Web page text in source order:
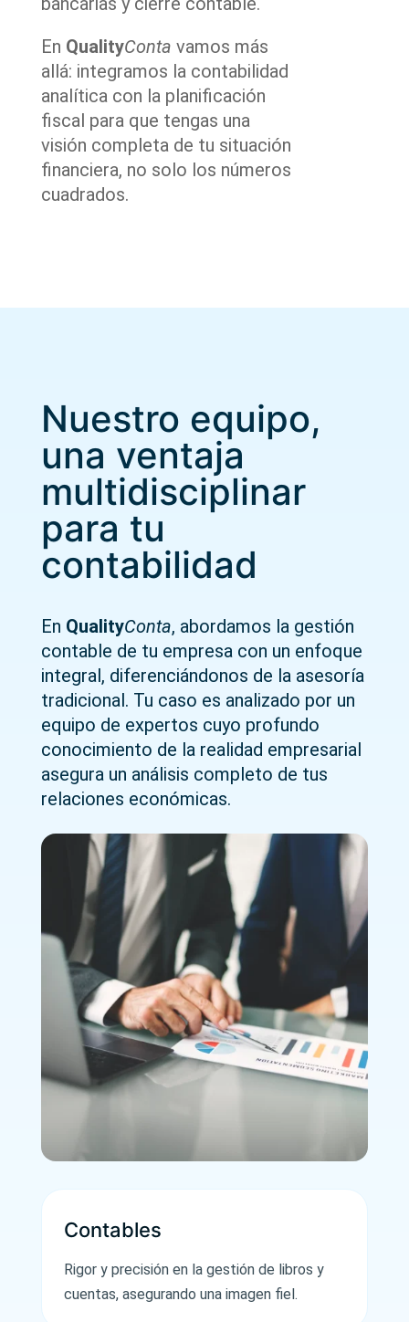
En QualityConta vamos más
allá: integramos la contabilidad
analítica con la planificación
fiscal para que tengas una
visión completa de tu situación
financiera, no solo los números
cuadrados.
Nuestro equipo,
una ventaja
multidisciplinar
para tu
contabilidad
En QualityConta, abordamos la gestión
contable de tu empresa con un enfoque
integral, diferenciándonos de la asesoría
tradicional. Tu caso es analizado por un
equipo de expertos cuyo profundo
conocimiento de la realidad empresarial
asegura un análisis completo de tus
relaciones económicas.
Contables
Rigor y precisión en la gestión de libros y
cuentas, asegurando una imagen fiel.